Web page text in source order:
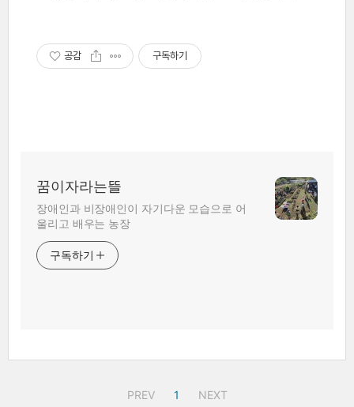
공감 구독하기
꿈이자라는뜰
장애인과 비장애인이 자기다운 모습으로 어
울리고 배우는 농장
구독하기
PREV 1 NEXT